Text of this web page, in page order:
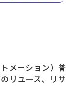
メーション）普
リユース、リサ